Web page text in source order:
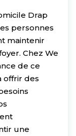
Drap
personnes
maintenir
Chez We
de ce
offrir des
une